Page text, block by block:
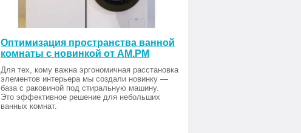
Оптимизация пространства ванной
комнаты с новинкой от AM.PM
Для тех, кому важна эргономичная расстановка
элементов интерьера мы создали новинку —
база с раковиной под стиральную машину.
Это эффективное решение для небольших
ванных комнат.